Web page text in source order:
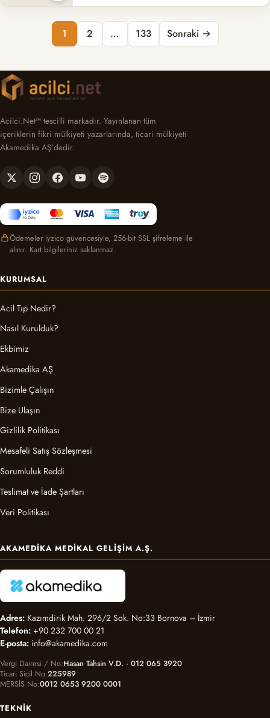
Yazı sayfalaması
1 2 … 133 Sonraki →
Acilci.Net™ tescilli markadır. Yayınlanan tüm
içeriklerin fikri mülkiyeti yazarlarında, ticari mülkiyeti
Akamedika AŞ’dedir.
Ödemeler iyzico güvencesiyle, 256-bit SSL şifreleme ile
alınır. Kart bilgileriniz saklanmaz.
KURUMSAL
Acil Tıp Nedir?
Nasıl Kurulduk?
Ekbimiz
Akamedika AŞ
Bizimle Çalışın
Bize Ulaşın
Gizlilik Politikası
Mesafeli Satış Sözleşmesi
Sorumluluk Reddi
Teslimat ve İade Şartları
Veri Politikası
AKAMEDIKA MEDIKAL GELIŞIM A.Ş.
Adres: Kazımdirik Mah. 296/2 Sok. No:33 Bornova – İzmir
Telefon: +90 232 700 00 21
E-posta: info@akamedika.com
Vergi Dairesi / No Hasan Tahsin V.D. · 012 065 3920
Ticari Sicil No 225989
MERSİS No 0012 0653 9200 0001
TEKNIK